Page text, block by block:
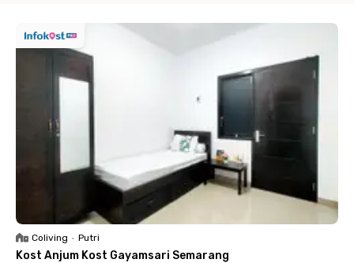
Coliving • Putri
Kost Anjum Kost Gayamsari Semarang